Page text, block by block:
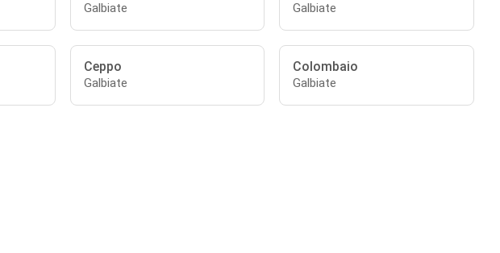
Galbiate Galbiate
Ceppo
Galbiate
Colombaio
Galbiate